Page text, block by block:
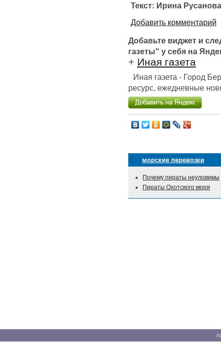
Текст: Ирина Русанова
Добавить комментарий
Добавьте виджет и
газеты" у себя на
+ Иная газета
Иная газета - Город
ресурс, ежедневные
морские перевозки
Почему пираты неуловимы
Пираты Охотского моря